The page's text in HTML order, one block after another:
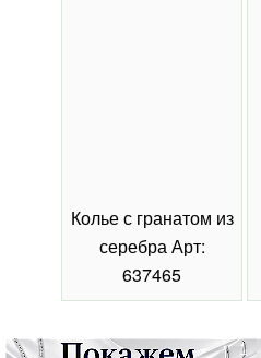
Колье с гранатом из
серебра Арт:
637465